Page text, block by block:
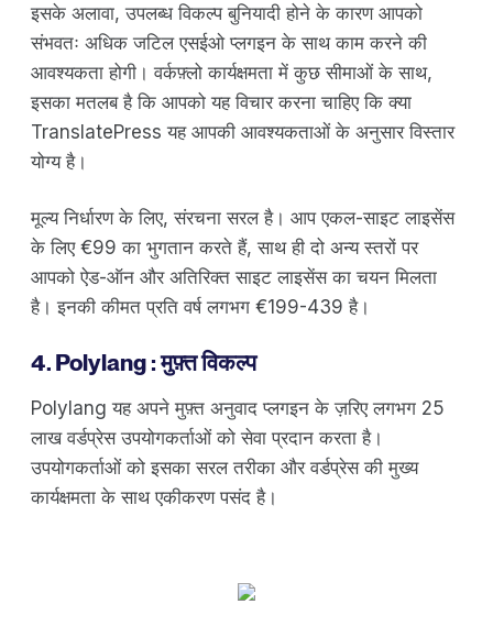
इसके अलावा, उपलब्ध विकल्प बुनियादी होने के कारण आपको
संभवतः अधिक जटिल एसईओ प्लगइन के साथ काम करने की
आवश्यकता होगी। वर्कफ़्लो कार्यक्षमता में कुछ सीमाओं के साथ,
इसका मतलब है कि आपको यह विचार करना चाहिए कि क्या
TranslatePress यह आपकी आवश्यकताओं के अनुसार विस्तार
योग्य है।
मूल्य निर्धारण के लिए, संरचना सरल है। आप एकल-साइट लाइसेंस
के लिए €99 का भुगतान करते हैं, साथ ही दो अन्य स्तरों पर
आपको ऐड-ऑन और अतिरिक्त साइट लाइसेंस का चयन मिलता
है। इनकी कीमत प्रति वर्ष लगभग €199-439 है।
4. Polylang : मुफ़्त विकल्प
Polylang यह अपने मुफ़्त अनुवाद प्लगइन के ज़रिए लगभग 25
लाख वर्डप्रेस उपयोगकर्ताओं को सेवा प्रदान करता है।
उपयोगकर्ताओं को इसका सरल तरीका और वर्डप्रेस की मुख्य
कार्यक्षमता के साथ एकीकरण पसंद है।